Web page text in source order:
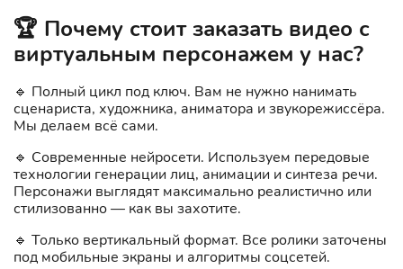
🏆 Почему стоит заказать видео с
виртуальным персонажем у нас?
🔹 Полный цикл под ключ. Вам не нужно нанимать
сценариста, художника, аниматора и звукорежиссёра.
Мы делаем всё сами.
🔹 Современные нейросети. Используем передовые
технологии генерации лиц, анимации и синтеза речи.
Персонажи выглядят максимально реалистично или
стилизованно — как вы захотите.
🔹 Только вертикальный формат. Все ролики заточены
под мобильные экраны и алгоритмы соцсетей.